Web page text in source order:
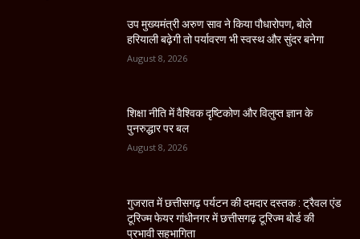
उप मुख्यमंत्री अरुण साव ने किया पौधारोपण, बोले
हरियाली बढ़ेगी तो पर्यावरण भी स्वस्थ और सुंदर बनेगा
August 8, 2026
शिक्षा नीति में वैश्विक दृष्टिकोण और विलुप्त ज्ञान के
पुनरुद्धार पर बल
August 8, 2026
गुजरात में छत्तीसगढ़ पर्यटन की दमदार दस्तक : ट्रैवल एंड
टूरिज्म फेयर गांधीनगर में छत्तीसगढ़ टूरिज्म बोर्ड की
प्रभावी सहभागिता